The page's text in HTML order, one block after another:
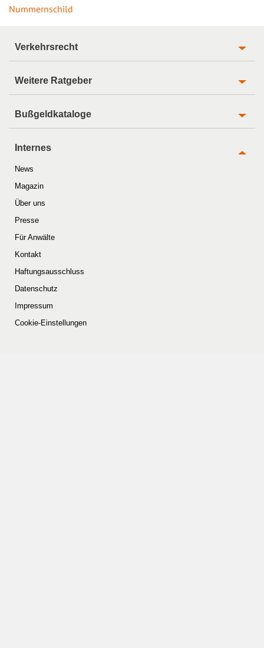
Nummernschild
Verkehrsrecht
Weitere Ratgeber
Bußgeldkataloge
Internes
News
Magazin
Über uns
Presse
Für Anwälte
Kontakt
Haftungsausschluss
Datenschutz
Impressum
Cookie-Einstellungen